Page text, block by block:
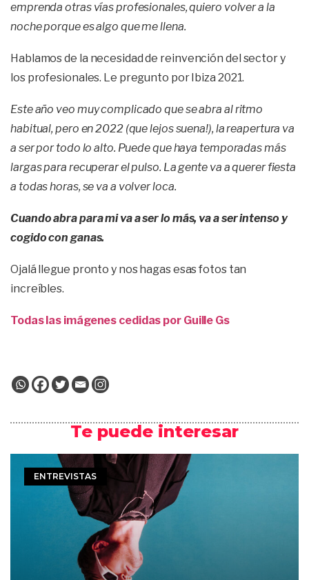
emprenda otras vías profesionales, quiero volver a la
noche porque es algo que me llena.
Hablamos de la necesidad de reinvención del sector y
los profesionales. Le pregunto por Ibiza 2021.
Este año veo muy complicado que se abra al ritmo
habitual, pero en 2022 (que lejos suena!), la reapertura va
a ser por todo lo alto. Puede que haya temporadas más
largas para recuperar el pulso. La gente va a querer fiesta
a todas horas, se va a volver loca.
Cuando abra para mi va a ser lo más, va a ser intenso y
cogido con ganas.
Ojalá llegue pronto y nos hagas esas fotos tan
increíbles.
Todas las imágenes cedidas por Guille Gs
Te puede interesar
ENTREVISTAS